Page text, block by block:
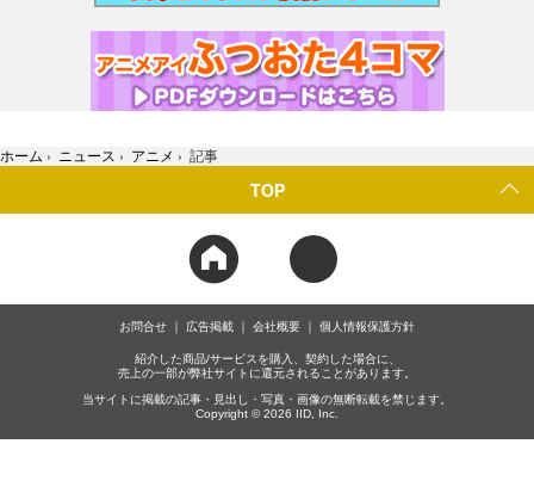
ホーム › ニュース › アニメ › 記事
TOP
お問合せ 広告掲載 会社概要 個人情報保護方針
紹介した商品/サービスを購入、契約した場合に、
売上の一部が弊社サイトに還元されることがあります。
当サイトに掲載の記事・見出し・写真・画像の無断転載を禁じます。
Copyright © 2026 IID, Inc.